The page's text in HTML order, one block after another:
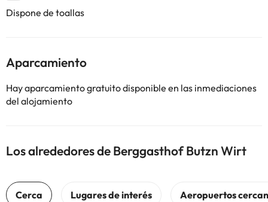
Dispone de toallas
Aparcamiento
Hay aparcamiento gratuito disponible en las inmediaciones
del alojamiento
Los alrededores de Berggasthof Butzn Wirt